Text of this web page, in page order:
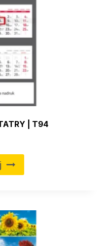
| T94